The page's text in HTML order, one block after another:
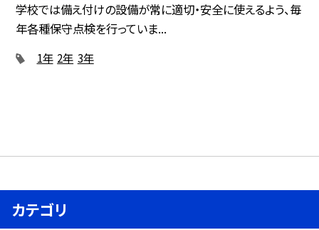
学校では備え付けの設備が常に適切・安全に使えるよう、毎
年各種保守点検を行っていま...
1年 2年 3年
カテゴリ